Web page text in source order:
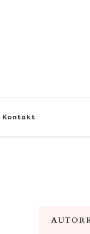
Kontakt